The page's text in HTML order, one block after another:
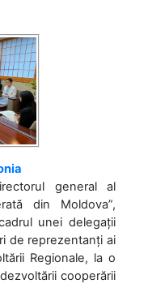
general al
din Moldova”,
unei delegații
de reprezentanți ai
Regionale, la o
cooperării